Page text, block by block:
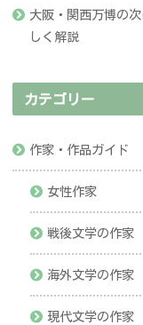
大阪・関西万博の
しく解説
カテゴリー
作家・作品ガイド
女性作家
戦後文学の作家
海外文学の作家
現代文学の作家